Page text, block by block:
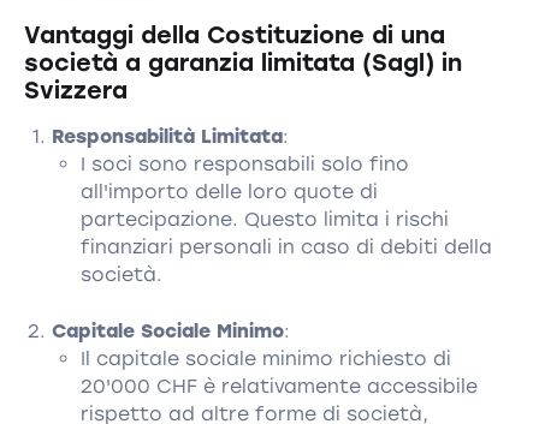
Vantaggi della Costituzione di una
società a garanzia limitata (Sagl) in
Svizzera
Responsabilità Limitata:
I soci sono responsabili solo fino
all'importo delle loro quote di
partecipazione. Questo limita i rischi
finanziari personali in caso di debiti della
società.
Capitale Sociale Minimo:
Il capitale sociale minimo richiesto di
20'000 CHF è relativamente accessibile
rispetto ad altre forme di società,